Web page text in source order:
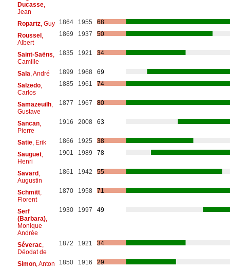
Ducasse,
Jean
Ropartz, Guy 1864 1955
68
Roussel,
Albert
1869 1937 50
Saint-Saëns
Camille
1835 1921 34
Sala , André 1899 1968
69
Salzedo,
Carlos
1885 1961 74
Samazeuilh,
Gustave
1877 1967 80
Sancan,
Pierre
1916 2008 63
Satie, Erik 1866 1925
38
Sauguet,
Henri
1901 1989 78
Savard,
Augustin
1861 1942 55
Schmitt,
Florent
1870 1958 71
Serf
(Barbara),
Monique
Andrée
1930 1997 49
Séverac,
Déodat de
1872 1921 34
Simon, Anton 1850 1916
29